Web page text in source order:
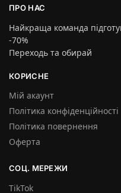
ПРО НАС
Найкраща команда
-70%
Переходь та обирай
КОРИСНЕ
Мій акаунт
Політика конфіденційності
Політика повернення
Оферта
СОЦ. МЕРЕЖИ
TikTok